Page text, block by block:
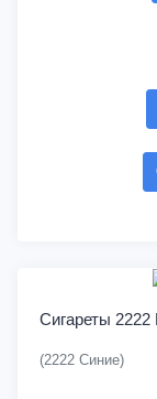
Сигареты 2222
(2222 Синие)